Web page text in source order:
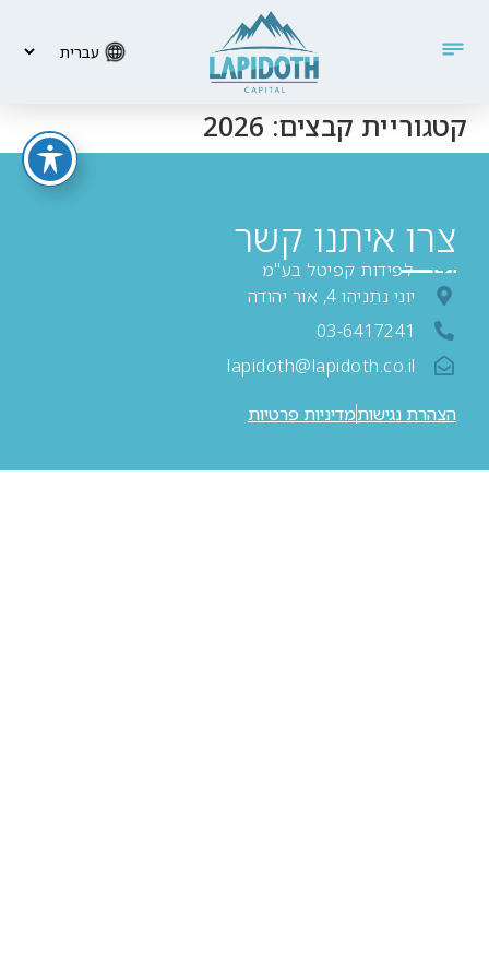
קטגוריית קבצים: 2026
צרו איתנו קשר
לפידות קפיטל בע"מ
יוני נתניהו 4, אור יהודה
03-6417241
lapidoth@lapidoth.co.il
הצהרת נגישותמדיניות פרטיות